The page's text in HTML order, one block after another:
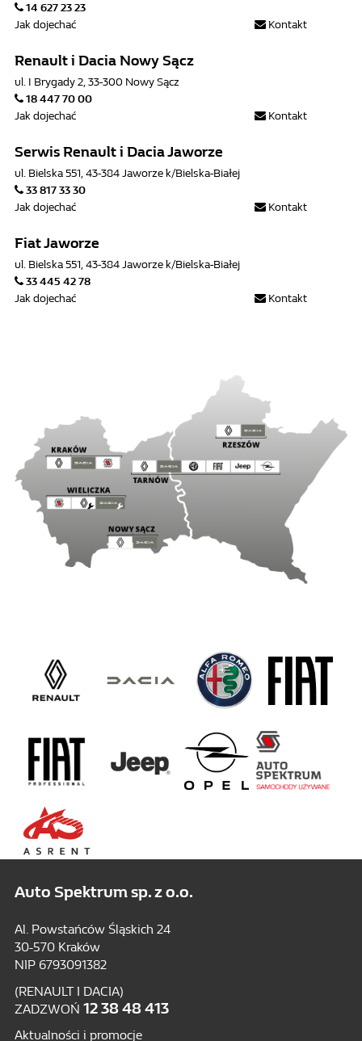
14 627 23 23
Kontakt
Jak dojechać
Renault i Dacia Nowy Sącz
ul. I Brygady 2, 33-300 Nowy Sącz
18 447 70 00
Kontakt
Jak dojechać
Serwis Renault i Dacia Jaworze
ul. Bielska 551, 43-384 Jaworze k/Bielska-Białej
33 817 33 30
Kontakt
Jak dojechać
Fiat Jaworze
ul. Bielska 551, 43-384 Jaworze k/Bielska-Białej
33 445 42 78
Kontakt
Jak dojechać
Auto Spektrum sp. z o.o.
Al. Powstańców Śląskich 24
30-570 Kraków
NIP 6793091382
(RENAULT I DACIA)
ZADZWOŃ 12 38 48 413
Aktualności i promocje